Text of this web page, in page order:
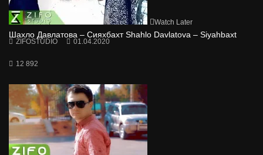
Watch Later
Шахло Давлатова – Сияхбахт Shahlo Davlatova – Siyahbaxt
ZIFOSTUDIO 01.04.2020
12 892